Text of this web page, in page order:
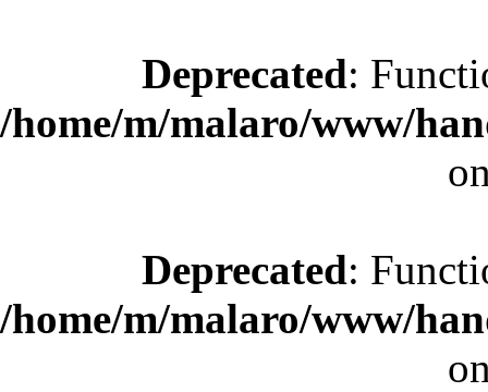
Deprecated:
/home/m/malaro/www/
Deprecated:
/home/m/malaro/www/